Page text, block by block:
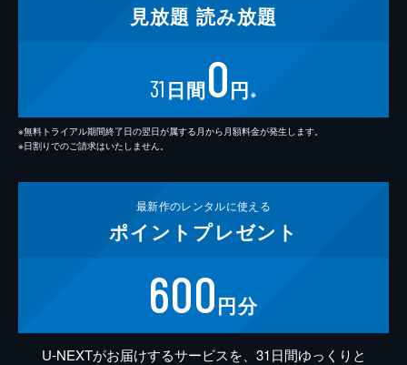
見放題 読み放題
31 日間0円 ※
※無料トライアル期間終了日の翌日が属する月から月額料金が発生します。
※日割りでのご請求はいたしません。
最新作のレンタルに使える
ポイント プレゼント
600円分
U-NEXTがお届けするサービスを、31日間ゆっくりと